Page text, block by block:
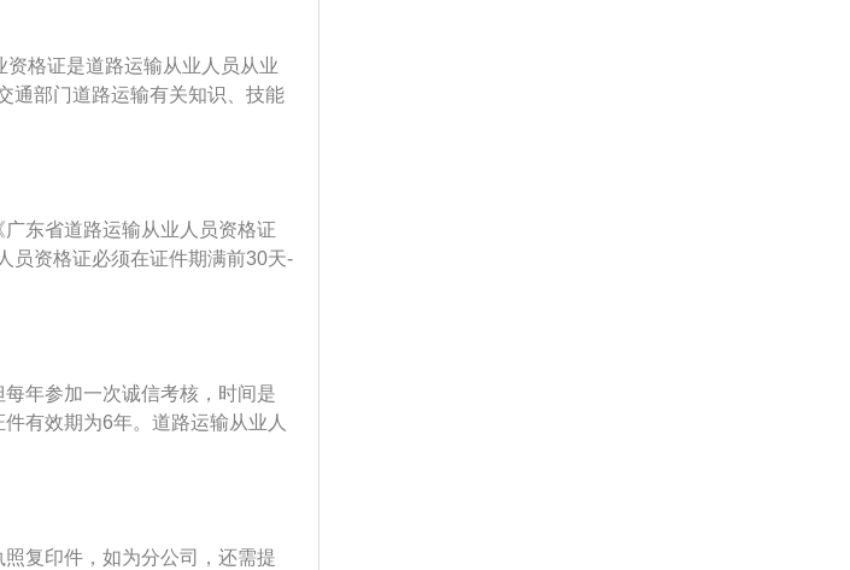
违章记录直接记入教练员挡案，
格证是道路运输从业人员从业
通部门道路运输有关知识、技能
驶等活动而获取报酬的一种资
车驾驶培训教练员证》统称道路
运输驾驶员、道路危险货物运
东省道路运输从业人员资格证
员资格证必须在证件期满前30天-
工作，逾期未完成原证件挡案将
能完成的；3、总之道路运输从
自己带来不必要的麻烦。
年参加一次诚信考核，时间是
有效期为6年。道路运输从业人
证机关办理换证手续。道路运输
管部门或者道路运输管理机构办
业人员管理规定》规定，《中
复印件，如为分公司，还需提